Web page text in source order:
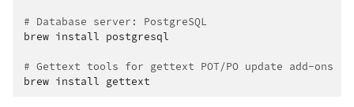
# Database server: PostgreSQL
brew install postgresql
# Gettext tools for gettext POT/PO update add-ons
brew install